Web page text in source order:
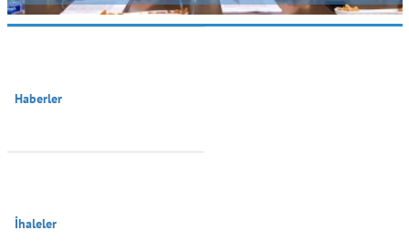
Haberler
İhaleler